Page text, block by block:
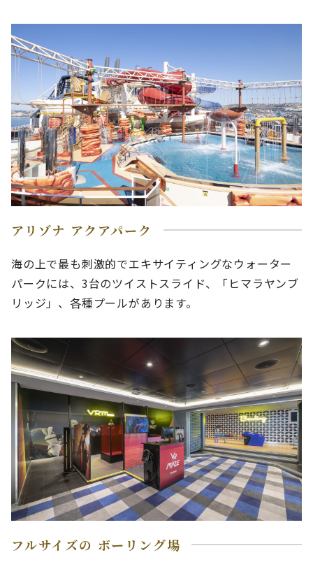
アリゾナ アクアパーク
海の上で最も刺激的でエキサイティングなウォーター
パークには、3台のツイストスライド、「ヒマラヤンブ
リッジ」、各種プールがあります。
フルサイズの ボーリング場